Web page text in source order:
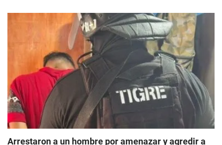
Arrestaron a un hombre por amenazar y agredir a